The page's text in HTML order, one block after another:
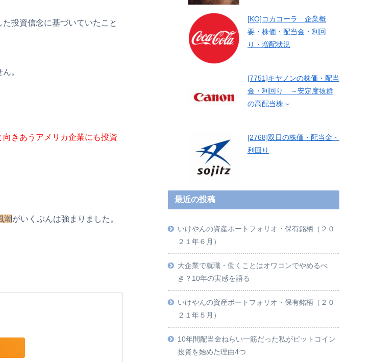
投資信念に基づいていたこと
。
向きあうアメリカ企業にも投資
潮がいくぶんは強まりました。
[KO]コカコーラ 企業概
要・株価・配当金・利回
り・増配状況
[7751]キヤノンの株価・配当
金・利回り ～安定度抜群
の高配当株～
[2768]双日の株価・配当金・
利回り
最近の投稿
いけやんの資産ポートフォリオ・保有銘柄（２０
２１年６月）
大企業で就職・働くことはオワコンでやめるべ
き？10年の実感を語る
いけやんの資産ポートフォリオ・保有銘柄（２０
２１年５月）
10年間配当金ねらい一筋だった私がビットコイン
投資を始めた理由4つ